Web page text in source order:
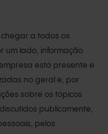
a todos os
um lado, informação
está presente e
no geral e, por
sobre os tópicos
publicamente,
pelos